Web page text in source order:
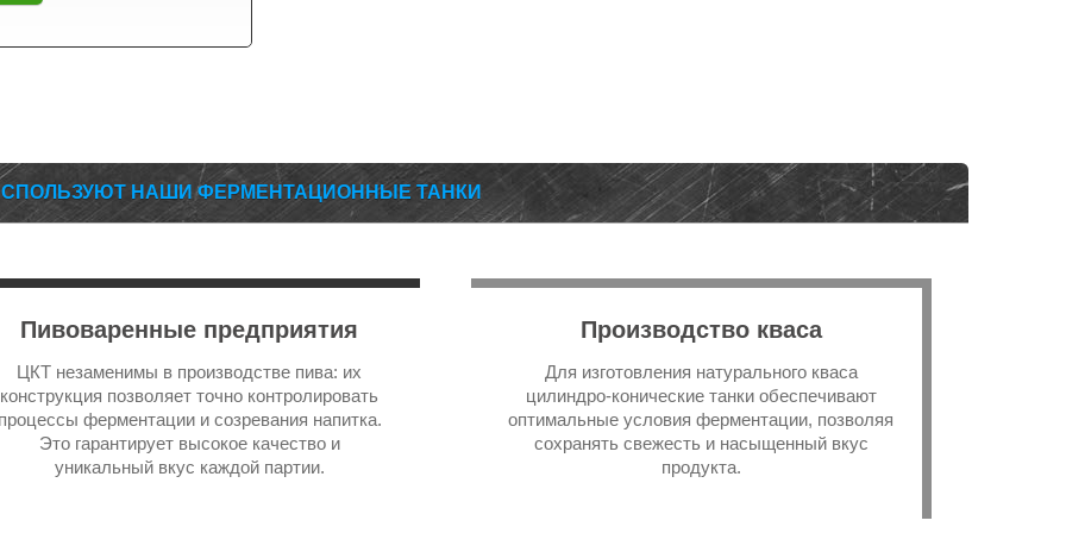
НАШИ ФЕРМЕНТАЦИОННЫЕ ТАНКИ
Пивоваренные предприятия
ЦКТ незаменимы в производстве пива: их
конструкция позволяет точно контролировать
ферментации и созревания напитка.
Это гарантирует высокое качество и
уникальный вкус каждой партии.
Производство кваса
Для изготовления натурального кваса
цилиндро-конические танки обеспечивают
оптимальные условия ферментации, позволяя
сохранять свежесть и насыщенный вкус
продукта.